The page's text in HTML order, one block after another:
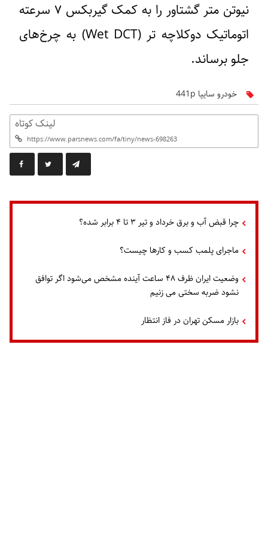
نیوتن متر گشتاور را به کمک گیربکس ۷ سرعته
اتوماتیک دوکلاچه تر (Wet DCT) به چرخ‌های
جلو برساند.
خودرو سایپا 441p
لینک کوتاه
چرا قبض آب و برق خرداد و تیر ۳ تا ۴ برابر شده؟
ماجرای پلمب کسب و کارها چیست؟
وضعیت ایران ظرف ۴۸ ساعت آینده مشخص می‌شود اگر توافق
نشود ضربه سختی می زنیم
بازار مسکن تهران در فاز انتظار